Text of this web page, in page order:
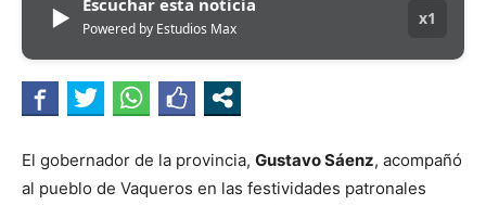
▶ Escuchar esta noticia
Powered by Estudios Max
x1
El gobernador de la provincia, Gustavo Sáenz, acompañó
al pueblo de Vaqueros en las festividades patronales